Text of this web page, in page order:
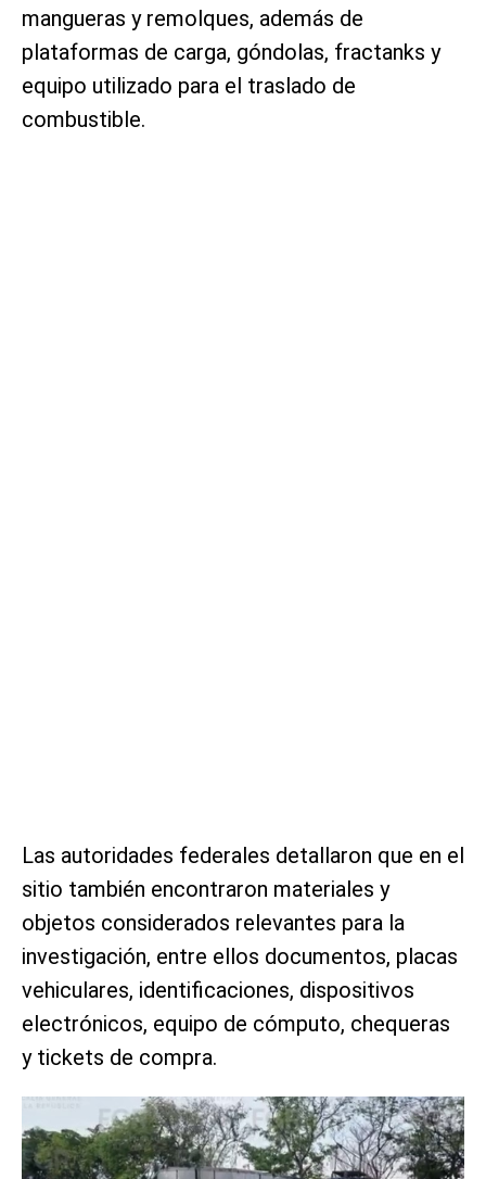
mangueras y remolques, además de
plataformas de carga, góndolas, fractanks y
equipo utilizado para el traslado de
combustible.
Las autoridades federales detallaron que en el
sitio también encontraron materiales y
objetos considerados relevantes para la
investigación, entre ellos documentos, placas
vehiculares, identificaciones, dispositivos
electrónicos, equipo de cómputo, chequeras
y tickets de compra.